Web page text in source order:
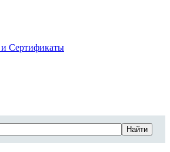
Сертификаты
Найти